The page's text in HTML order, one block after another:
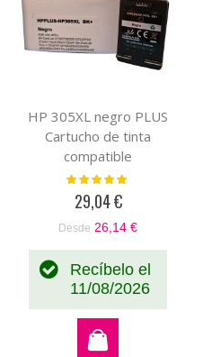
HP 305XL negro PLUS
Cartucho de tinta
compatible
Valoración:
29,04 €
Desde 26,14 €
Recíbelo el
11/08/2026